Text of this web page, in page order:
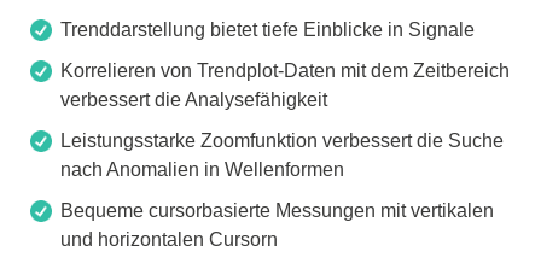
Trenddarstellung bietet tiefe Einblicke in Signale
Korrelieren von Trendplot-Daten mit dem Zeitbereich
verbessert die Analysefähigkeit
Leistungsstarke Zoomfunktion verbessert die Suche
nach Anomalien in Wellenformen
Bequeme cursorbasierte Messungen mit vertikalen
und horizontalen Cursorn